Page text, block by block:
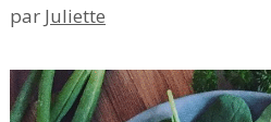
par Juliette